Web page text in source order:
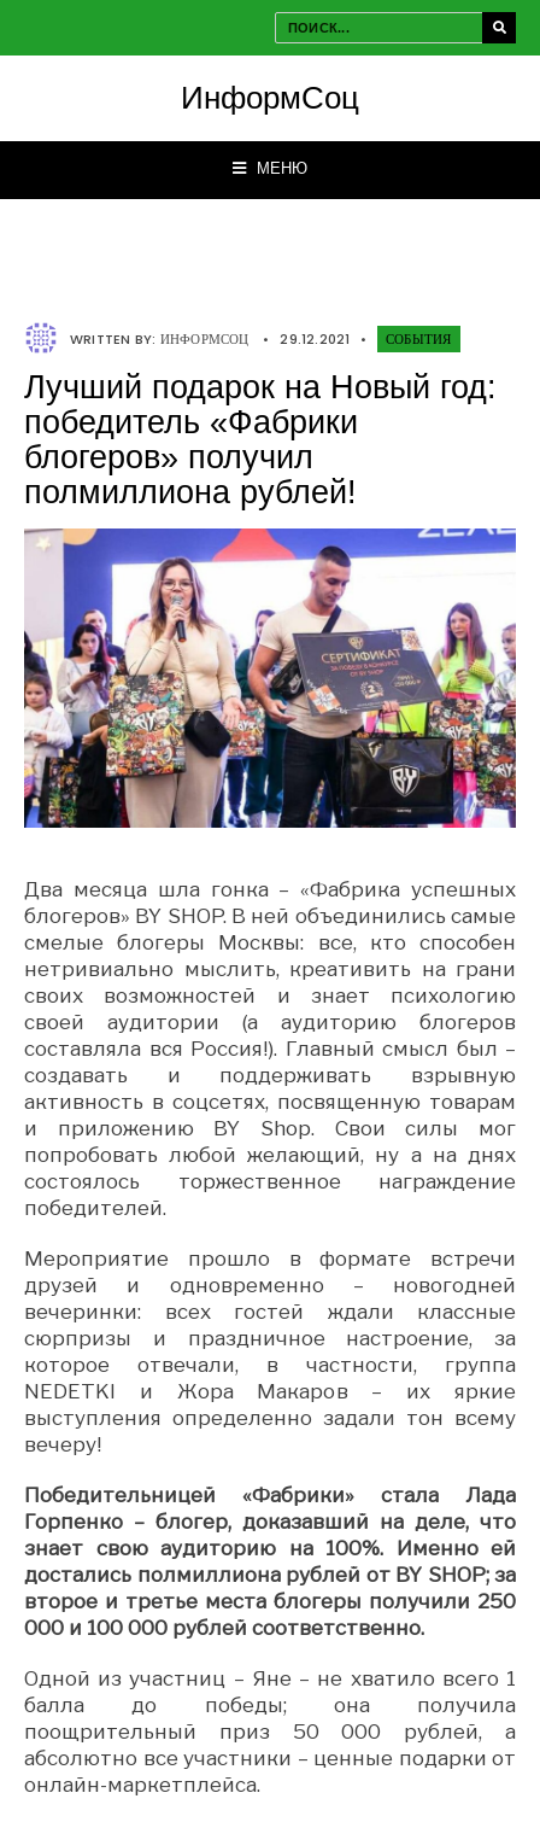
ИнформСоц
МЕНЮ
WRITTEN BY: ИНФОРМСОЦ • 29.12.2021 • СОБЫТИЯ
Лучший подарок на Новый год:
победитель «Фабрики
блогеров» получил
полмиллиона рублей!
Два месяца шла гонка – «Фабрика успешных
блогеров» BY SHOP. В ней объединились самые
смелые блогеры Москвы: все, кто способен
нетривиально мыслить, креативить на грани
своих возможностей и знает психологию
своей аудитории (а аудиторию блогеров
составляла вся Россия!). Главный смысл был –
создавать и поддерживать взрывную
активность в соцсетях, посвященную товарам
и приложению BY Shop. Свои силы мог
попробовать любой желающий, ну а на днях
состоялось торжественное награждение
победителей.
Мероприятие прошло в формате встречи
друзей и одновременно – новогодней
вечеринки: всех гостей ждали классные
сюрпризы и праздничное настроение, за
которое отвечали, в частности, группа
NEDETKI и Жора Макаров – их яркие
выступления определенно задали тон всему
вечеру!
Победительницей «Фабрики» стала Лада
Горпенко – блогер, доказавший на деле, что
знает свою аудиторию на 100%. Именно ей
достались полмиллиона рублей от BY SHOP; за
второе и третье места блогеры получили 250
000 и 100 000 рублей соответственно.
Одной из участниц – Яне – не хватило всего 1
балла до победы; она получила
поощрительный приз 50 000 рублей, а
абсолютно все участники – ценные подарки от
онлайн-маркетплейса.